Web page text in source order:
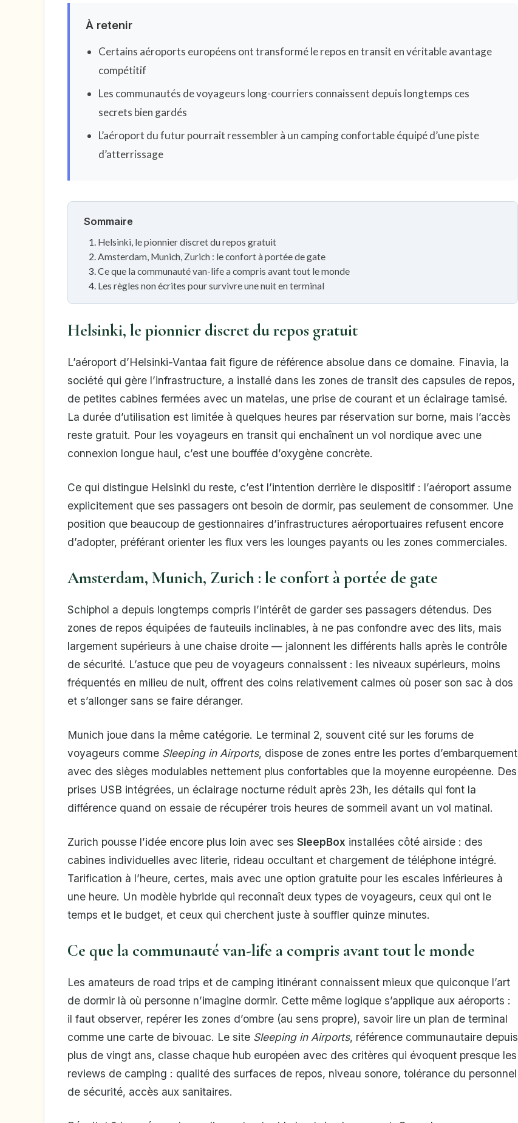
À retenir
Certains aéroports européens ont transformé le repos en transit en véritable avantage
compétitif
Les communautés de voyageurs long-courriers connaissent depuis longtemps ces
secrets bien gardés
L’aéroport du futur pourrait ressembler à un camping confortable équipé d’une piste
d’atterrissage
Sommaire
Helsinki, le pionnier discret du repos gratuit
Amsterdam, Munich, Zurich : le confort à portée de gate
Ce que la communauté van-life a compris avant tout le monde
Les règles non écrites pour survivre une nuit en terminal
Helsinki, le pionnier discret du repos gratuit
L’aéroport d’Helsinki-Vantaa fait figure de référence absolue dans ce domaine. Finavia, la
société qui gère l’infrastructure, a installé dans les zones de transit des capsules de repos,
de petites cabines fermées avec un matelas, une prise de courant et un éclairage tamisé.
La durée d’utilisation est limitée à quelques heures par réservation sur borne, mais l’accès
reste gratuit. Pour les voyageurs en transit qui enchaînent un vol nordique avec une
connexion longue haul, c’est une bouffée d’oxygène concrète.
Ce qui distingue Helsinki du reste, c’est l’intention derrière le dispositif : l’aéroport assume
explicitement que ses passagers ont besoin de dormir, pas seulement de consommer. Une
position que beaucoup de gestionnaires d’infrastructures aéroportuaires refusent encore
d’adopter, préférant orienter les flux vers les lounges payants ou les zones commerciales.
Amsterdam, Munich, Zurich : le confort à portée de gate
Schiphol a depuis longtemps compris l’intérêt de garder ses passagers détendus. Des
zones de repos équipées de fauteuils inclinables, à ne pas confondre avec des lits, mais
largement supérieurs à une chaise droite — jalonnent les différents halls après le contrôle
de sécurité. L’astuce que peu de voyageurs connaissent : les niveaux supérieurs, moins
fréquentés en milieu de nuit, offrent des coins relativement calmes où poser son sac à dos
et s’allonger sans se faire déranger.
Munich joue dans la même catégorie. Le terminal 2, souvent cité sur les forums de
voyageurs comme Sleeping in Airports, dispose de zones entre les portes d’embarquement
avec des sièges modulables nettement plus confortables que la moyenne européenne. Des
prises USB intégrées, un éclairage nocturne réduit après 23h, les détails qui font la
différence quand on essaie de récupérer trois heures de sommeil avant un vol matinal.
Zurich pousse l’idée encore plus loin avec ses SleepBox installées côté airside : des
cabines individuelles avec literie, rideau occultant et chargement de téléphone intégré.
Tarification à l’heure, certes, mais avec une option gratuite pour les escales inférieures à
une heure. Un modèle hybride qui reconnaît deux types de voyageurs, ceux qui ont le
temps et le budget, et ceux qui cherchent juste à souffler quinze minutes.
Ce que la communauté van-life a compris avant tout le monde
Les amateurs de road trips et de camping itinérant connaissent mieux que quiconque l’art
de dormir là où personne n’imagine dormir. Cette même logique s’applique aux aéroports :
il faut observer, repérer les zones d’ombre (au sens propre), savoir lire un plan de terminal
comme une carte de bivouac. Le site Sleeping in Airports, référence communautaire depuis
plus de vingt ans, classe chaque hub européen avec des critères qui évoquent presque les
reviews de camping : qualité des surfaces de repos, niveau sonore, tolérance du personnel
de sécurité, accès aux sanitaires.